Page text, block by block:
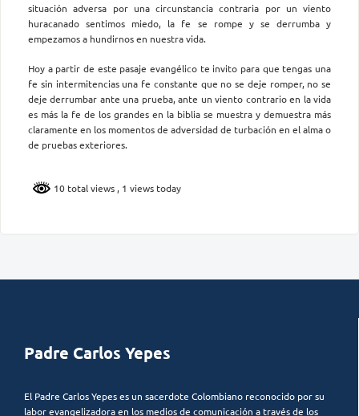
situación adversa por una circunstancia contraria por un viento
huracanado sentimos miedo, la fe se rompe y se derrumba y
empezamos a hundirnos en nuestra vida.
Hoy a partir de este pasaje evangélico te invito para que tengas una
fe sin intermitencias una fe constante que no se deje romper, no se
deje derrumbar ante una prueba, ante un viento contrario en la vida
es más la fe de los grandes en la biblia se muestra y demuestra más
claramente en los momentos de adversidad de turbación en el alma o
de pruebas exteriores.
10 total views , 1 views today
Padre Carlos Yepes
El Padre Carlos Yepes es un sacerdote Colombiano reconocido por su
labor evangelizadora en los medios de comunicación a través de los